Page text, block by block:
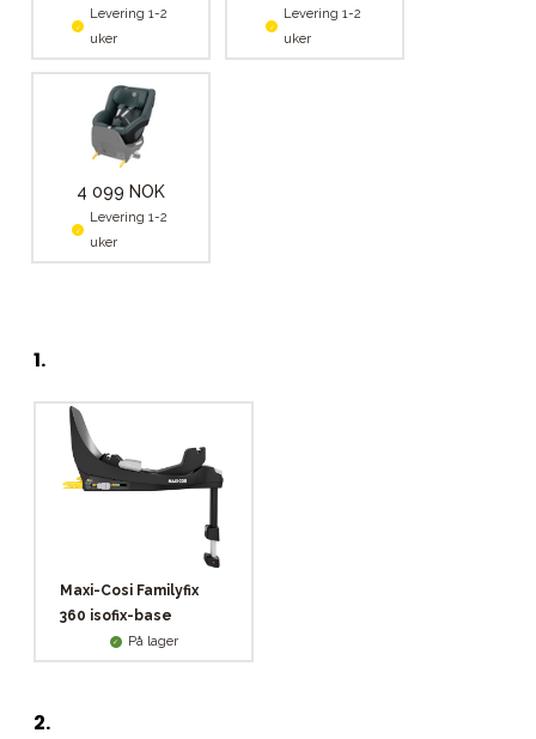
Levering 1-2
uker
Levering 1-2
uker
4 099 NOK
Levering 1-2
uker
1.
Maxi-Cosi Familyfix
360 isofix-base
På lager
2.